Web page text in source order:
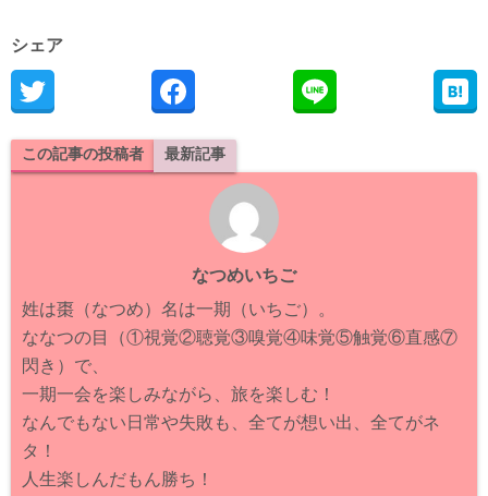
シェア
この記事の投稿者 最新記事
なつめいちご
姓は棗（なつめ）名は一期（いちご）。
ななつの目（①視覚②聴覚③嗅覚④味覚⑤触覚⑥直感⑦
閃き）で、
一期一会を楽しみながら、旅を楽しむ！
なんでもない日常や失敗も、全てが想い出、全てがネ
タ！
人生楽しんだもん勝ち！